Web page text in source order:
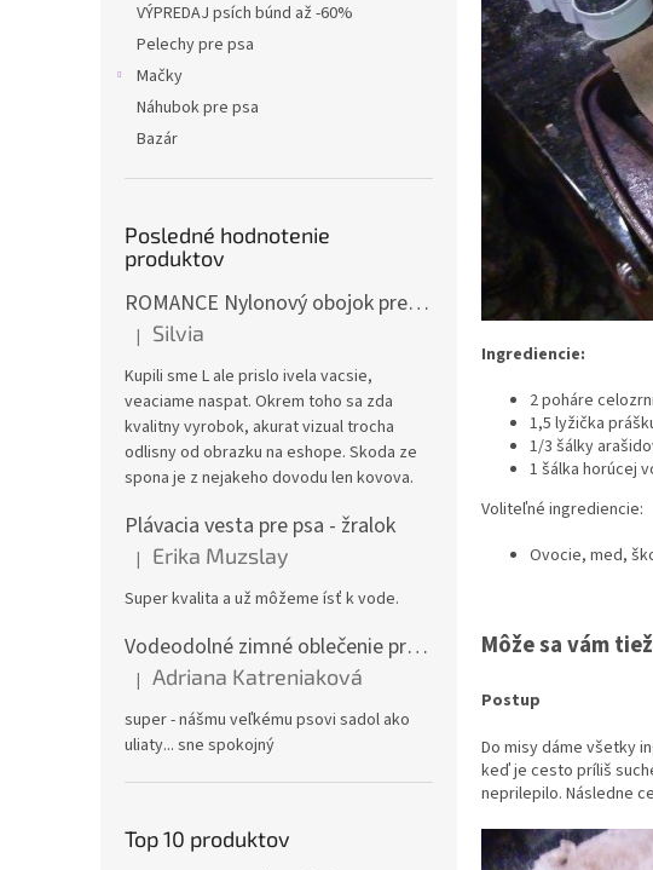
VÝPREDAJ psích búnd až -60%
Pelechy pre psa
Mačky
Náhubok pre psa
Bazár
Posledné hodnotenie
produktov
ROMANCE Nylonový obojok pre psa
Hodnotenie produktu je 3 z 5 hviezdičiek.
| Silvia
Kupili sme L ale prislo ivela vacsie,
veaciame naspat. Okrem toho sa zda
kvalitny vyrobok, akurat vizual trocha
odlisny od obrazku na eshope. Skoda ze
spona je z nejakeho dovodu len kovova.
Plávacia vesta pre psa - žralok
Hodnotenie produktu je 5 z 5 hviezdičiek.
| Erika Muzslay
Super kvalita a už môžeme ísť k vode.
Vodeodolné zimné oblečenie pre veľké psy
Hodnotenie produktu je 5 z 5 hviezdičiek.
| Adriana Katreniaková
super - nášmu veľkému psovi sadol ako
uliaty... sne spokojný
Top 10 produktov
Ingrediencie:
2 poháre
1,5 lyžička
1/3 šálky
1 šálka horúcej
Voliteľné ingrediencie:
Ovocie, med,
Môže sa vám
Postup
Do misy dáme všetky
keď je cesto príliš
neprilepilo. Následne